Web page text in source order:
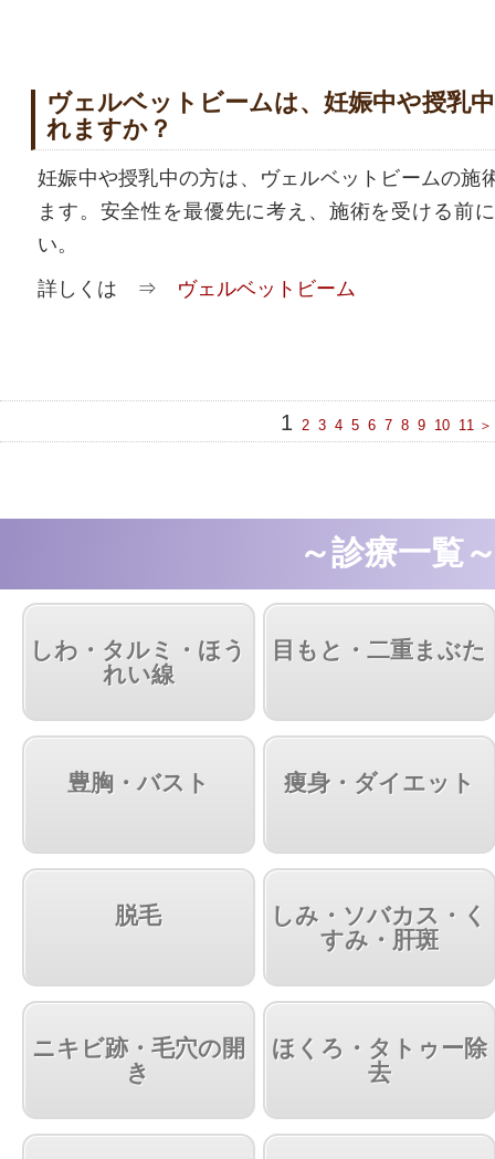
ヴェルベットビームは、妊娠中や授乳
れますか？
妊娠中や授乳中の方は、ヴェルベットビームの施
ます。安全性を最優先に考え、施術を受ける前
い。
詳しくは ⇒ ヴェルベットビーム
1 2 3 4 5 6 7 8 9 10 11 ＞
～診療一覧
しわ・タルミ・ほう
れい線
目もと・二重まぶた
豊胸・バスト 痩身・ダイエット
脱毛
しみ・ソバカス・く
すみ・肝斑
ニキビ跡・毛穴の開
き
ほくろ・タトゥー除
去